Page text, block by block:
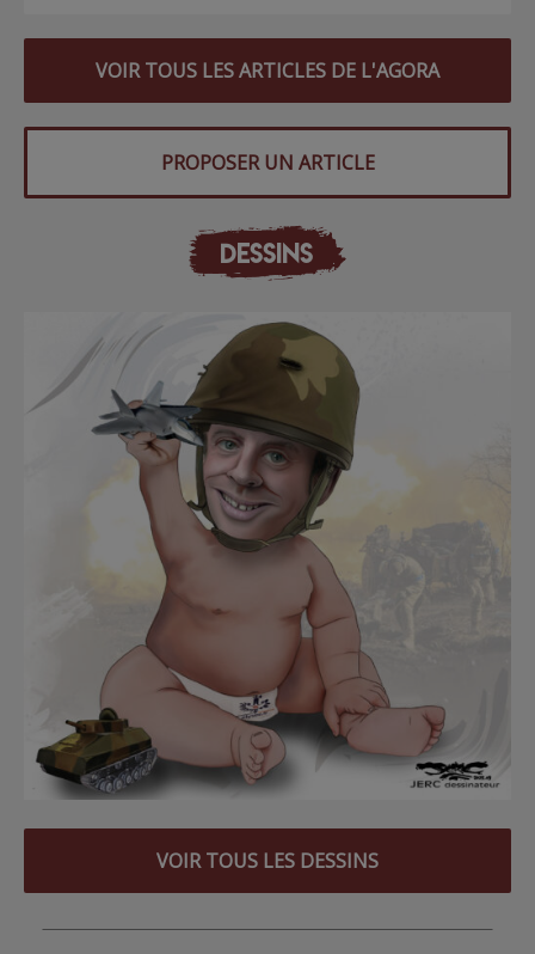
VOIR TOUS LES ARTICLES DE L'AGORA
PROPOSER UN ARTICLE
DESSINS
VOIR TOUS LES DESSINS